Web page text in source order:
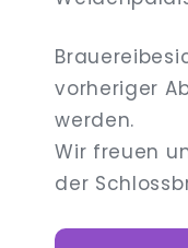
vorheriger
werden.
Wir freuen
der